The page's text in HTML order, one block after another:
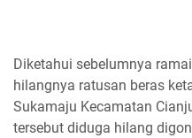
Diketahui sebelumnya
hilangnya ratusan beras
Sukamaju Kecamatan
tersebut diduga hilang